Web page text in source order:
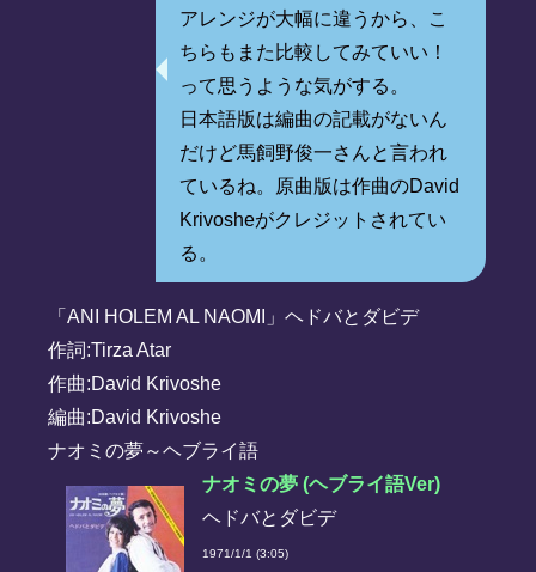
アレンジが大幅に違うから、こ
ちらもまた比較してみていい！
って思うような気がする。
日本語版は編曲の記載がないん
だけど馬飼野俊一さんと言われ
ているね。原曲版は作曲のDavid
Krivosheがクレジットされてい
る。
「ANI HOLEM AL NAOMI」ヘドバとダビデ
作詞:Tirza Atar
作曲:David Krivoshe
編曲:David Krivoshe
ナオミの夢～ヘブライ語
ナオミの夢 (ヘブライ語Ver)
ヘドバとダビデ
1971/1/1 (3:05)